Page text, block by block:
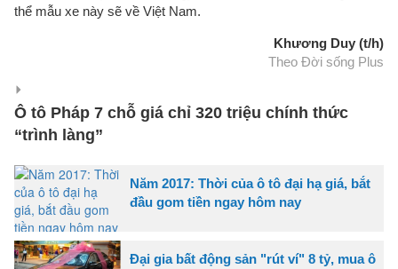
thể mẫu xe này sẽ về Việt Nam.
Khương Duy (t/h)
Theo Đời sống Plus
Ô tô Pháp 7 chỗ giá chỉ 320 triệu chính thức
“trình làng”
Năm 2017: Thời của ô tô đại hạ giá, bắt
đầu gom tiền ngay hôm nay
Đại gia bất động sản "rút ví" 8 tỷ, mua ô